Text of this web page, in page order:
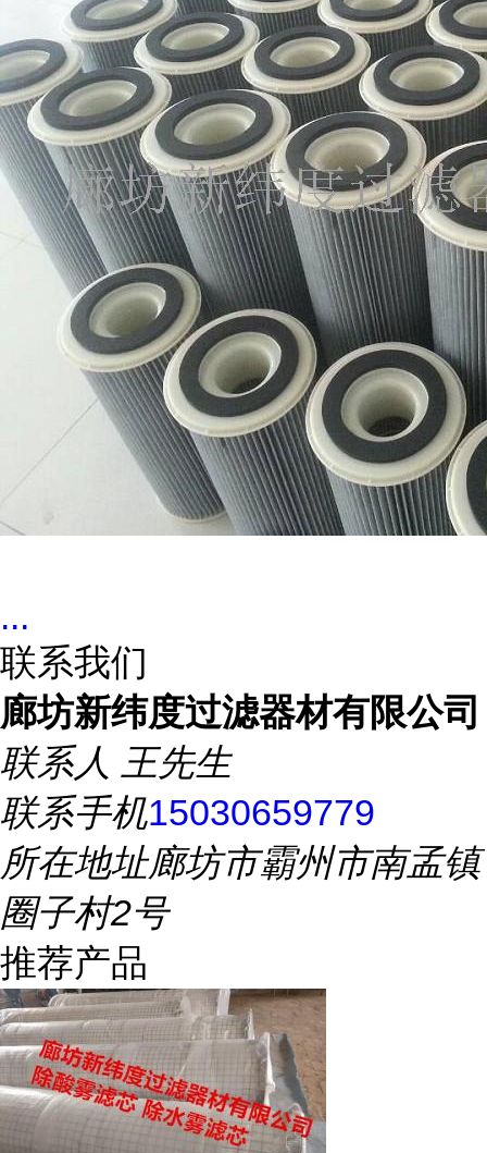
...
联系我们
廊坊新纬度过滤器材有限公司
联系人 王先生
联系手机15030659779
所在地址廊坊市霸州市南孟镇
圈子村2号
推荐产品